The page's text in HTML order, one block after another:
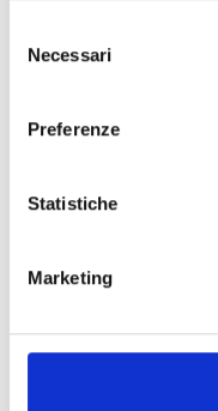
delNecessari
Preferenze
Statistiche
Marketing